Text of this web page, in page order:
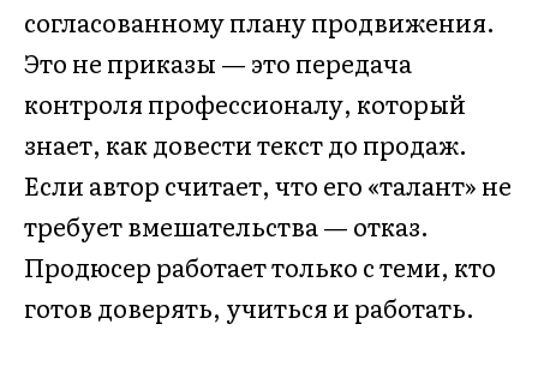
согласованному плану продвижения.
Это не приказы — это передача
контроля профессионалу, который
знает, как довести текст до продаж.
Если автор считает, что его «талант» не
требует вмешательства — отказ.
Продюсер работает только с теми, кто
готов доверять, учиться и работать.